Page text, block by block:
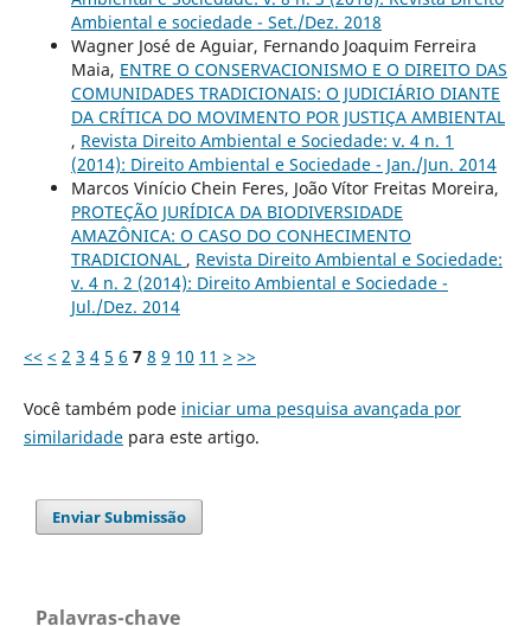
Ambiental e sociedade - Set./Dez. 2018
Wagner José de Aguiar, Fernando Joaquim Ferreira
Maia, ENTRE O CONSERVACIONISMO E O DIREITO DAS
COMUNIDADES TRADICIONAIS: O JUDICIÁRIO DIANTE
DA CRÍTICA DO MOVIMENTO POR JUSTIÇA AMBIENTAL
, Revista Direito Ambiental e Sociedade: v. 4 n. 1
(2014): Direito Ambiental e Sociedade - Jan./Jun. 2014
Marcos Vinício Chein Feres, João Vítor Freitas Moreira,
PROTEÇÃO JURÍDICA DA BIODIVERSIDADE
AMAZÔNICA: O CASO DO CONHECIMENTO
TRADICIONAL , Revista Direito Ambiental e Sociedade:
v. 4 n. 2 (2014): Direito Ambiental e Sociedade -
Jul./Dez. 2014
<< < 2 3 4 5 6 7 8 9 10 11 > >>
Você também pode iniciar uma pesquisa avançada por
similaridadepara este artigo.
Enviar Submissão
Palavras-chave